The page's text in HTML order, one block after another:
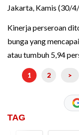
Jakarta, Kamis (30/
Kinerja perseroan
bunga yang
atau tumbuh 5,94
1 2 >
TAG